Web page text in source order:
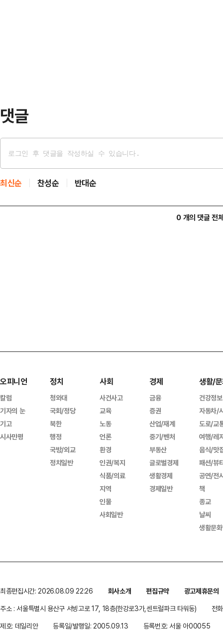
댓글
최신순 찬성순 반대순
0 개의 댓글 전
오피니언
칼럼
기자의 눈
기고
시사만평
정치
청와대
국회/정당
북한
행정
국방/외교
정치일반
사회
사건사고
교육
노동
언론
환경
인권/복지
식품/의료
지역
인물
사회일반
경제
금융
증권
산업/재계
중기/벤처
부동산
글로벌경제
생활경제
경제일반
생활/
건강정보
자동차/
도로/교
여행/레
음식/맛
패션/뷰
공연/전
책
종교
날씨
생활문
최종편집시간: 2026.08.09 22:26 회사소개 편집규약
광고제휴문의
주소 : 서울특별시 용산구 서빙고로 17, 18층(한강로3가,센트럴파크 타워동)
전
제호: 데일리안
등록일/발행일: 2005.09.13 등록번호: 서울 아00055